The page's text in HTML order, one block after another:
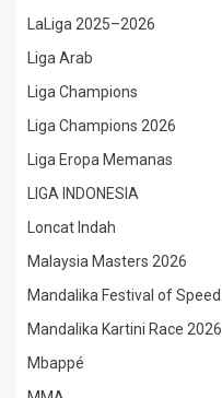
LaLiga 2025–2026
Liga Arab
Liga Champions
Liga Champions 2026
Liga Eropa Memanas
LIGA INDONESIA
Loncat Indah
Malaysia Masters 2026
Mandalika Festival of Speed
Mandalika Kartini Race 2026
Mbappé